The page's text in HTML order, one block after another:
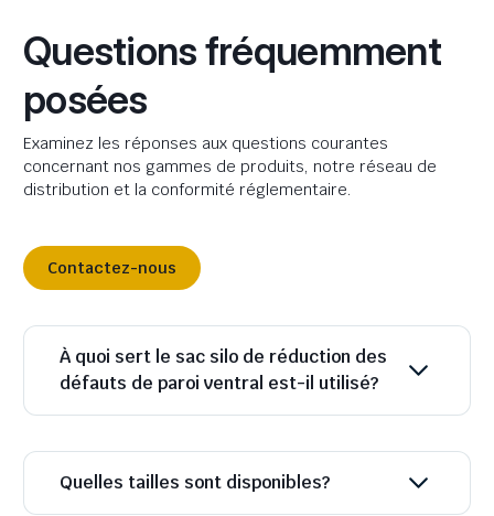
Questions fréquemment
posées
Examinez les réponses aux questions courantes
concernant nos gammes de produits, notre réseau de
distribution et la conformité réglementaire.
Contactez-nous
À quoi sert le sac silo de réduction des
défauts de paroi ventral est-il utilisé?
Quelles tailles sont disponibles?